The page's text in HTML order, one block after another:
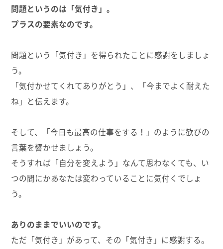
問題というのは「気付き」。
プラスの要素なのです。
問題という「気付き」を得られたことに感謝をしましょ
う。
「気付かせてくれてありがとう」、「今までよく耐えた
ね」と伝えます。
そして、「今日も最高の仕事をする！」のように歓びの
言葉を響かせましょう。
そうすれば「自分を変えよう」なんて思わなくても、い
つの間にかあなたは変わっていることに気付くでしょ
う。
ありのままでいいのです。
ただ「気付き」があって、その「気付き」に感謝する。